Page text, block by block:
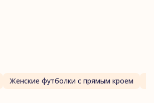
Женские футболки с прямым кроем